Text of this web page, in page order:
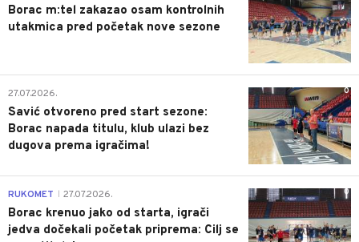
Borac m:tel zakazao osam kontrolnih
utakmica pred početak nove sezone
0
27.07.2026.
Savić otvoreno pred start sezone:
Borac napada titulu, klub ulazi bez
dugova prema igračima!
0
RUKOMET 27.07.2026.
Borac krenuo jako od starta, igrači
jedva dočekali početak priprema: Cilj se